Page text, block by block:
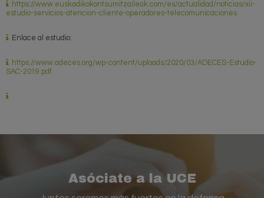
https://www.euskadikokontsumitzaileak.com/es/actualidad/noticias/xii-
estudio-servicios-atencion-cliente-operadores-telecomunicaciones
Enlace al estudio:
https://www.adeces.org/wp-content/uploads/2020/03/ADECES-Estudio-
SAC-2019.pdf
Asóciate a la UCE